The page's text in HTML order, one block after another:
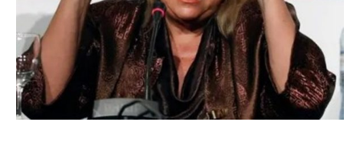
Verdad